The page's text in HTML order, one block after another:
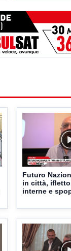
Futuro
in città,
interne e